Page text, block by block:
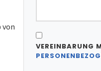
von
VEREINBARUNG